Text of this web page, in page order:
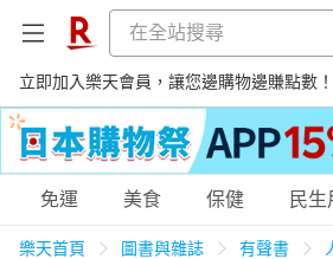
立即加入樂天會員，讓您邊購物邊賺點數！
購物網分類
免運 美食 保健 民生
樂天首頁 圖書與雜誌 有聲書